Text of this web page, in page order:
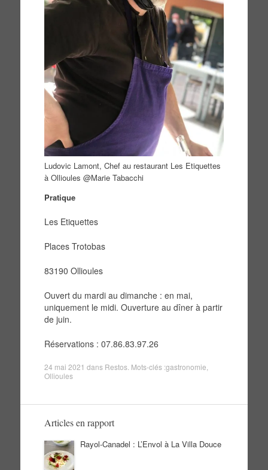
Ludovic Lamont, Chef au restaurant Les Etiquettes
à Ollioules @Marie Tabacchi
Pratique
Les Etiquettes
Places Trotobas
83190 Ollioules
Ouvert du mardi au dimanche : en mai,
uniquement le midi. Ouverture au dîner à partir
de juin.
Réservations : 07.86.83.97.26
24 mai 2021 dans Restos. Mots-clés :gastronomie
Ollioules
Articles en rapport
Rayol-Canadel : L’Envol à La Villa Douce